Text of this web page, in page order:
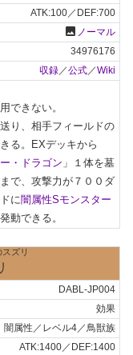
ATK:100／DEF:700
photo ノーマル
34976176
収録 ／公式 ／Wiki
できない。
り、相手フィールドの
る。EXデッキから
・ドラゴン 」１体を墓
で、攻撃力が７００ダ
に闇属性Sモンスター
動できる。
ズリ
DABL-JP004
効果
闇属性／レベル4／鳥獣族
ATK:1400／DEF:1400